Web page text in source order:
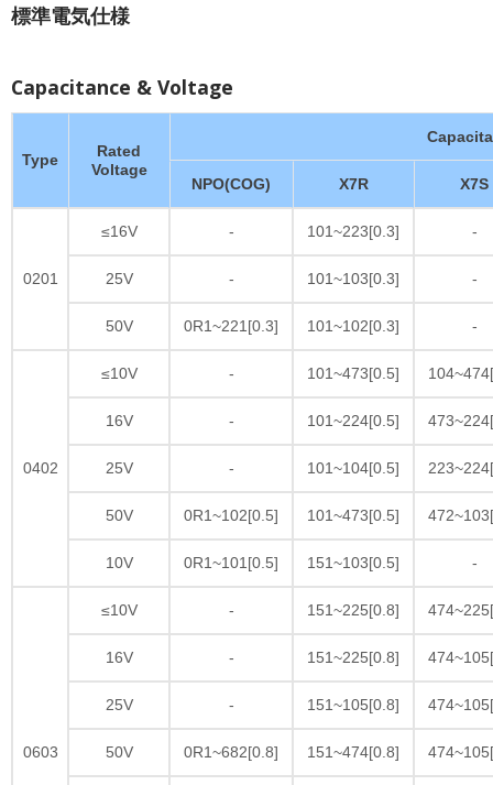
標準電気仕様
Capacitance & Voltage
Type
Rated
Voltage
NPO(COG) X7R X7S
0201
≤16V - 101~223[0.3] -
25V - 101~103[0.3] -
50V 0R1~221[0.3] 101~102[0.3] -
0402
≤10V - 101~473[0.5]
16V - 101~224[0.5]
25V - 101~104[0.5]
50V 0R1~102[0.5] 101~473[0.5]
10V 0R1~101[0.5] 151~103[0.5] -
0603
≤10V - 151~225[0.8]
16V - 151~225[0.8]
25V - 151~105[0.8]
50V 0R1~682[0.8] 151~474[0.8]